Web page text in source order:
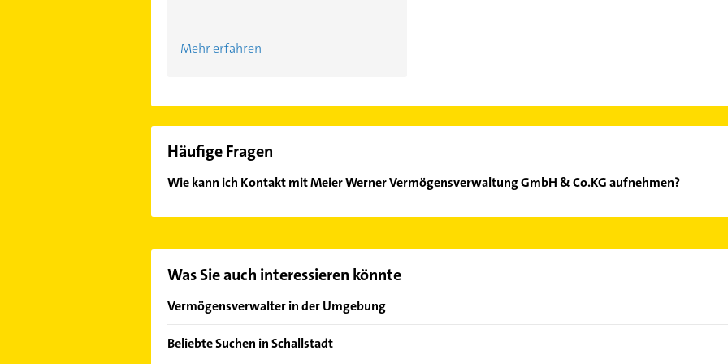
Mehr erfahren
Häufige Fragen
Wie kann ich Kontakt mit Meier Werner Vermögensverwaltung GmbH & Co.KG aufnehmen?
Was Sie auch interessieren könnte
Vermögensverwalter in der Umgebung
Freiburg im Breisgau
Beliebte Suchen in Schallstadt